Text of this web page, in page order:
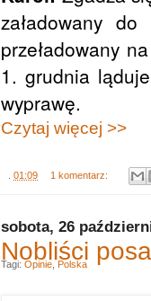
załadowany
przeładowany
1. grudnia
wyprawę.
Czytaj więcej >>
01:09 1 komentarz:
sobota, 26
Nobliści
Tagi: Opinie, Polska